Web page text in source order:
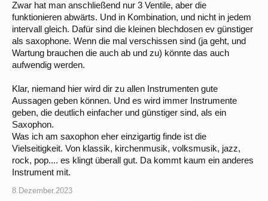
Zwar hat man anschließend nur 3 Ventile, aber die
funktionieren abwärts. Und in Kombination, und nicht in jedem
intervall gleich. Dafür sind die kleinen blechdosen ev günstiger
als saxophone. Wenn die mal verschissen sind (ja geht, und
Wartung brauchen die auch ab und zu) könnte das auch
aufwendig werden.
Klar, niemand hier wird dir zu allen Instrumenten gute
Aussagen geben können. Und es wird immer Instrumente
geben, die deutlich einfacher und günstiger sind, als ein
Saxophon.
Was ich am saxophon eher einzigartig finde ist die
Vielseitigkeit. Von klassik, kirchenmusik, volksmusik, jazz,
rock, pop.... es klingt überall gut. Da kommt kaum ein anderes
Instrument mit.
8.Dezember.2023